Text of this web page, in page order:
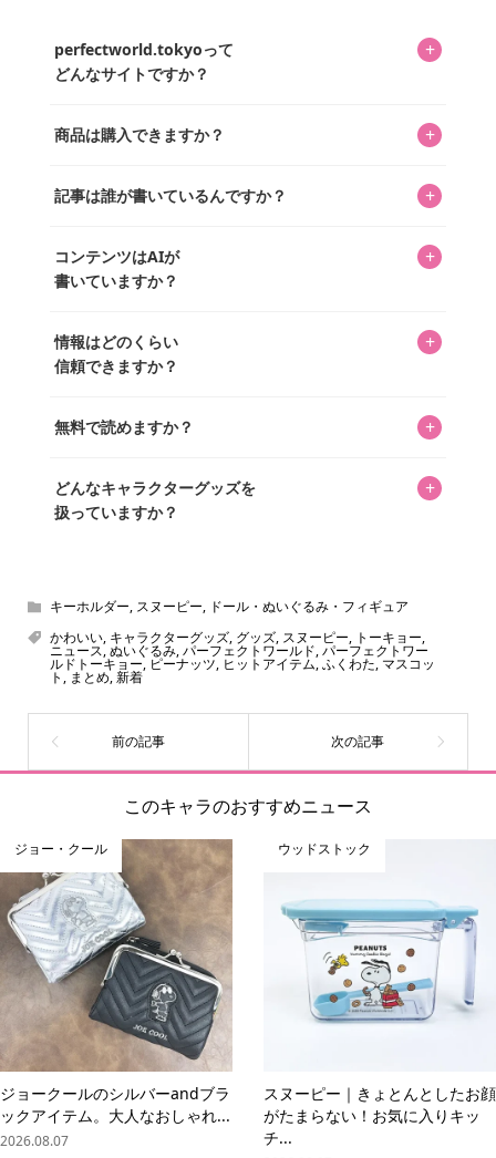
perfectworld.tokyoって
どんなサイトですか？
+
ってもらうニュースサイトです。運営はキャラグッズコレ
を中心に行われており、私たちは実際に40,000種のキャラグ
商品は購入できますか？ +
「perfectworld.shop」で、ほとんど全てのアイテムを購
があり、そこからジャンプできます。
記事は誰が書いているんですか？ +
ています。記事内の99%を超えるほぼすべての写真も、1枚
ずつ心を込めて自分たちで撮影したものです。さらに、10
ッズを収集し、月に1,000点の新商品を選定・購入する編集
長KOSが全記事を監修しています。
コンテンツはAIが
書いていますか？
+
書いています。AIは使用していません。編集長KOSが最終確
認を行い、手動で更新しています。
情報はどのくらい
信頼できますか？
+
いをお届けすることは保証します。なお、記事内に価格は
め、正確な情報をお伝えできないからです。
無料で読めますか？ +
どんなキャラクターグッズを
扱っていますか？
+
ん！200種以上のトレンディなキャラクターやアニメキャラ
をご紹介しています。生まれたばかりの新しいキャラクタ
ーをいち早く皆さんにお届けすることも、私たちの使命の
ひとつです。
キーホルダー, スヌーピー, ドール・ぬいぐるみ・フィギュア
かわいい, キャラクターグッズ, グッズ, スヌーピー, トーキョー,
ニュース,ぬいぐるみ,パーフェクトワールド,パーフェクトワー
ルドトーキョー, ピーナッツ, ヒットアイテム,ふくわた, マスコッ
ト ,まとめ,新着
このキャラのおすすめニュース
ジョー・クール
ジョークールのシルバーandブラ
ックアイテム。大人なおしゃれ...
2026.08.07
ウッドストック
スヌーピー｜きょとんとしたお顔
がたまらない！お気に入りキッ
チ...